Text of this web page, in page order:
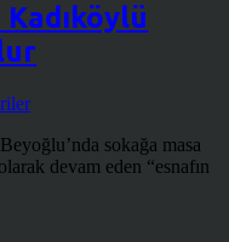
sokağa masa
devam eden “esnafın